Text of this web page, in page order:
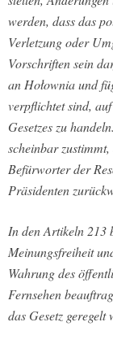
werden, dass das
Verletzung oder
Vorschriften sein
an Hołownia und
verpflichtet sind,
Gesetzes zu
scheinbar
Befürworter der
Präsidenten
In den Artikeln 213
Meinungsfreiheit
Wahrung des
Fernsehen
das Gesetz geregelt